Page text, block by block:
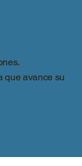
que avance su